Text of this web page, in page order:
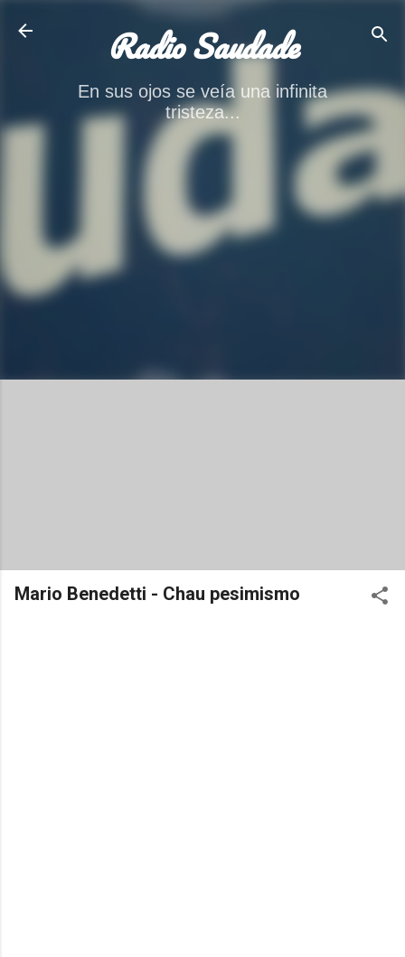
Radio Saudade
En sus ojos se veía una infinita
tristeza...
Mario Benedetti - Chau pesimismo